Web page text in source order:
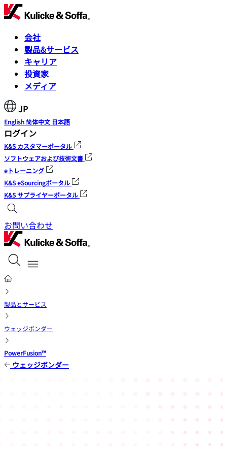
会社
製品&サービス
キャリア
投資家
メディア
JP
English简体中文 日本語
ログイン
K&S カスタマーポータル
ソフトウェアおよび技術文書
eトレーニング
K&S eSourcingポータル
K&S サプライヤーポータル
お問い合わせ
製品とサービス
ウェッジボンダー
PowerFusion™
ウェッジボンダー